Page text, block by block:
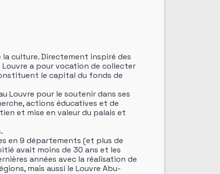
culture. Directement inspiré des
a pour vocation de collecter
le capital du fonds de
Louvre pour le soutenir dans ses
actions éducatives et de
et mise en valeur du palais et
en 9 départements (et plus de
avait moins de 30 ans et les
années avec la réalisation de
mais aussi le Louvre Abu-